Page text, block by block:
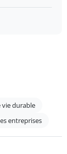
vie durable
entreprises